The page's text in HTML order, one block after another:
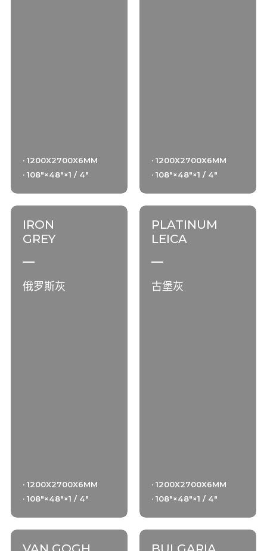
· 1200X2700X6MM
· 108"×48"×1 / 4"
· 1200X2700X6MM
· 108"×48"×1 / 4"
IRON
GREY
俄罗斯灰
· 1200X2700X6MM
· 108"×48"×1 / 4"
PLATINUM
LEICA
古堡灰
· 1200X2700X6MM
· 108"×48"×1 / 4"